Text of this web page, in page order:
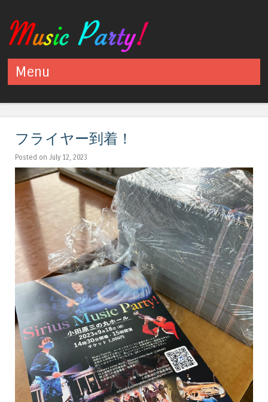
Menu
フライヤー到着！
Posted on July 12, 2023